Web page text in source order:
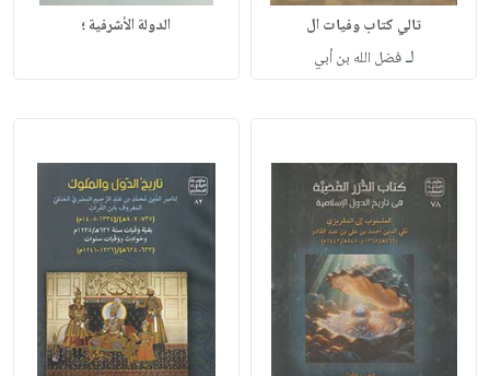
تالي كتاب وفيات ال
لـفضل الله بن أبي
الدولة الأشرفية ؛